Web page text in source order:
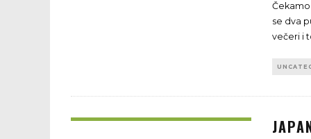
se dva
večeri i